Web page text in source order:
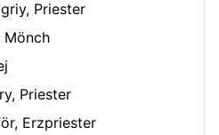
Priester
Mönch
Priester
Erzpriester